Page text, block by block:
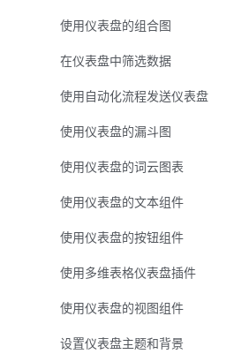
使用仪表盘的组合图
在仪表盘中筛选数据
使用自动化流程发送仪表盘
使用仪表盘的漏斗图
使用仪表盘的词云图表
使用仪表盘的文本组件
使用仪表盘的按钮组件
使用多维表格仪表盘插件
使用仪表盘的视图组件
设置仪表盘主题和背景